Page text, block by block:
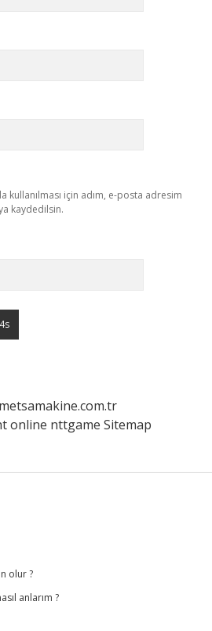
kullanılması için adım, e-posta adresim
kaydedilsin.
online nttgame Sitemap
olur ?
anlarım ?